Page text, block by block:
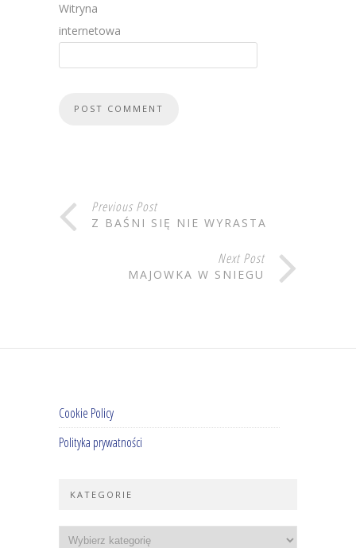
Witryna
internetowa
Previous Post
Z BAŚNI SIĘ NIE WYRASTA
Next Post
MAJOWKA W SNIEGU
Cookie Policy
Polityka prywatności
KATEGORIE